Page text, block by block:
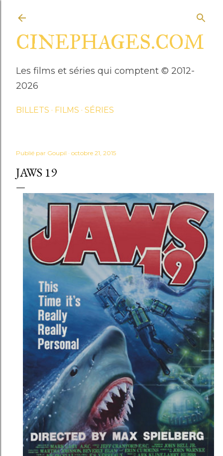
CINEPHAGES.COM
Les films et séries qui comptent © 2012-
2026
BILLETS FILMS SÉRIES
Publié par Goupil octobre 21, 2015
JAWS 19